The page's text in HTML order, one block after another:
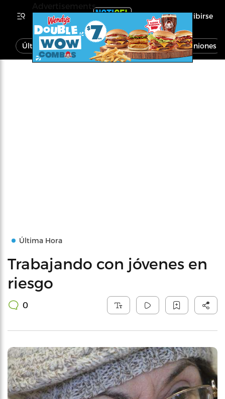
Inscribirse
Última Hora Noticias Economía Opiniones
Última Hora
Trabajando con jóvenes en
riesgo
0
Advertisements